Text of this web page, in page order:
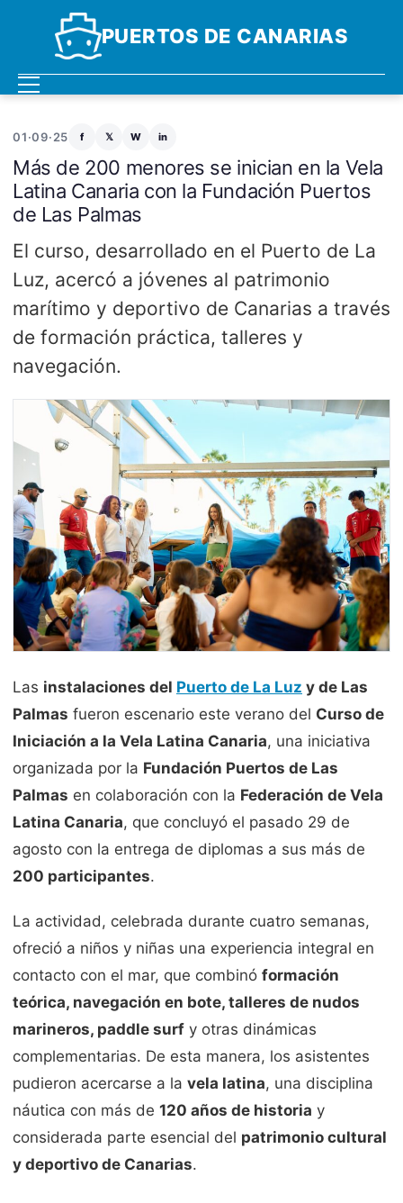
PUERTOS DE CANARIAS
01·09·25 f 𝕏 W in
Más de 200 menores se inician en la Vela
Latina Canaria con la Fundación Puertos
de Las Palmas
El curso, desarrollado en el Puerto de La
Luz, acercó a jóvenes al patrimonio
marítimo y deportivo de Canarias a través
de formación práctica, talleres y
navegación.
Las instalaciones del Puerto de La Luz y de Las
Palmas fueron escenario este verano del Curso de
Iniciación a la Vela Latina Canaria, una iniciativa
organizada por la Fundación Puertos de Las
Palmas en colaboración con la Federación de Vela
Latina Canaria, que concluyó el pasado 29 de
agosto con la entrega de diplomas a sus más de
200 participantes.
La actividad, celebrada durante cuatro semanas,
ofreció a niños y niñas una experiencia integral en
contacto con el mar, que combinó formación
teórica, navegación en bote, talleres de nudos
marineros, paddle surf y otras dinámicas
complementarias. De esta manera, los asistentes
pudieron acercarse a la vela latina, una disciplina
náutica con más de 120 años de historia y
considerada parte esencial del patrimonio cultural
y deportivo de Canarias.